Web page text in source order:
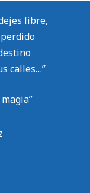
libre,
calles…”